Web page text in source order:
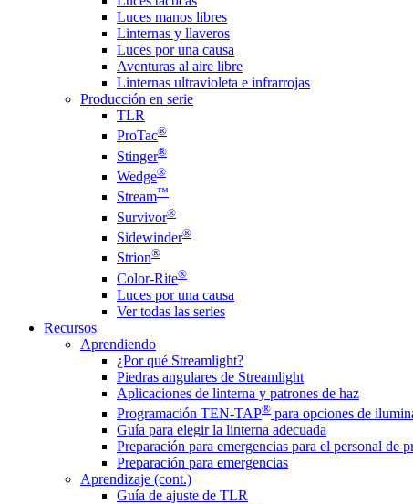
Luces manos libres
Linternas y llaveros
Luces por una causa
Aventuras al aire libre
Linternas ultravioleta e infrarrojas
Producción en serie
TLR
ProTac®
Stinger®
Wedge®
Stream™
Survivor®
Sidewinder®
Strion®
Color-Rite®
Luces por una causa
Ver todas las series
Recursos
Aprendiendo
¿Por qué Streamlight?
Piedras angulares de Streamlight
Aplicaciones de linterna y patrones de haz
Programación TEN-TAP® para opciones de
Guía para elegir la linterna adecuada
Preparación para emergencias para el personal de
Preparación para emergencias
Aprendizaje (cont.)
Guía de ajuste de TLR